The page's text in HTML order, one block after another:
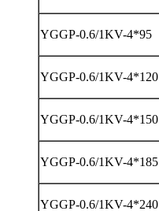
YGGP-0.6/1KV-4*95
YGGP-0.6/1KV-4*120
YGGP-0.6/1KV-4*150
YGGP-0.6/1KV-4*185
YGGP-0.6/1KV-4*240